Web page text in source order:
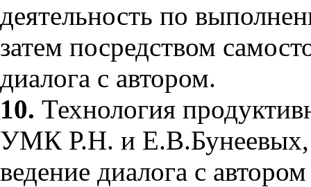
деятельность по
затем посредством
диалога с автором.
10. Технология
УМК Р.Н. и Е.В.Бунеевых,
ведение диалога с